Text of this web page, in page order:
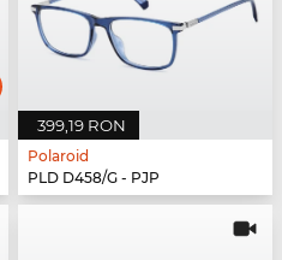
399,19 RON
Polaroid
PLD D458/G - PJP